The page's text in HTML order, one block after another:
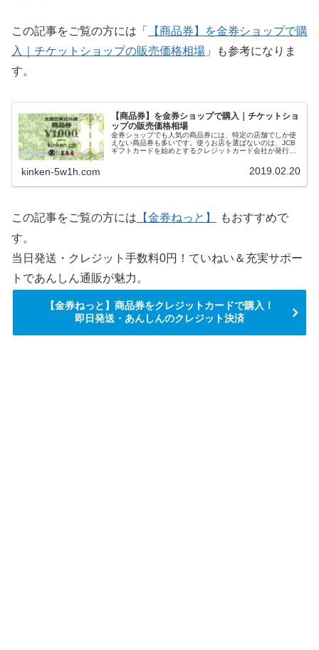
この記事をご覧の方には「
【商品券】を金券ショップで購
入｜チケットショップの販売価格相場 」も参考になりま
す。
【商品券】を金券ショップで購入｜チケットショ
ップの販売価格相場
金券ショップでも人気の商品券には、特定の店舗でしか使
えない商品券も多いです。使うお店を選ばないのは、JCB
ギフトカードを始めとするクレジットカード会社が発行す
な商品券もあります。今回は、金券ショップでも購入しや
すい、複数の店舗で使える便利な商品券をはじめ、商品券
す。
kinken-5w1h.com 2019.02.20
この記事をご覧の方には 【金券ねっと】
もおすすめで
す。
当日発送・クレジット手数料0円！ていねい＆充実サポー
トであんしん通販が魅力。
【金券ねっと】商品券をクレジットカードで購入！
即日発送・あんしんのクレジット決済